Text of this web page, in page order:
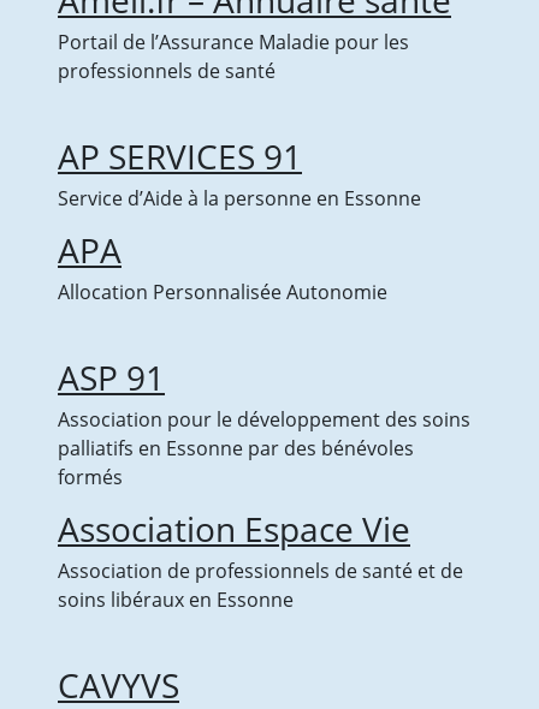
L’équipe
NEPALE : les actions de l’EMTA-SP
Les actions de formations
Documents pour tous
Documents professionnels
Fiches pratiques
Nous contacter
Recrutements
Portail de l’Assurance Maladie pour les
professionnels de santé
AP SERVICES 91
Service d’Aide à la personne en Essonne
APA
Allocation Personnalisée Autonomie
ASP 91
Association pour le développement des soins
palliatifs en Essonne par des bénévoles
formés
Association Espace Vie
Association de professionnels de santé et de
soins libéraux en Essonne
CAVYVS